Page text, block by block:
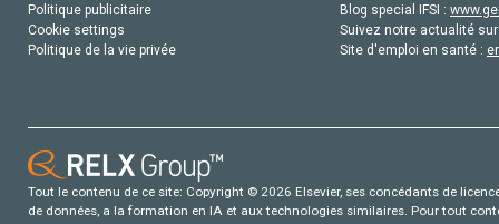
Politique publicitaire
Cookie settings
Politique de la vie privée
Blog special IFSI :
Suivez notre actualité
Site d'emploi en santé :
Tout le contenu de ce site: Copyright © 2026 Elsevier, ses concédants de
de données, a la formation en IA et aux technologies similaires. Pour tout